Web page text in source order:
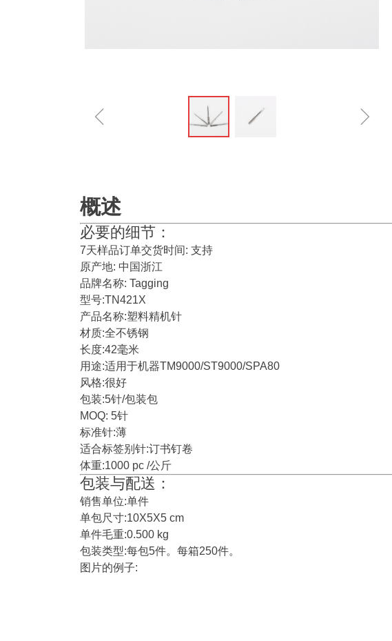
ꁆ ꁇ
概述
必要的细节：
7天样品订单交货时间: 支持
原产地: 中国浙江
品牌名称: Tagging
型号:TN421X
产品名称:塑料精机针
材质:全不锈钢
长度:42毫米
用途:适用于机器TM9000/ST9000/SPA80
风格:很好
包装:5针/包装包
MOQ: 5针
标准针:薄
适合标签别针:订书钉卷
体重:1000 pc /公斤
包装与配送：
销售单位:单件
单包尺寸:10X5X5 cm
单件毛重:0.500 kg
包装类型:每包5件。每箱250件。
图片的例子: